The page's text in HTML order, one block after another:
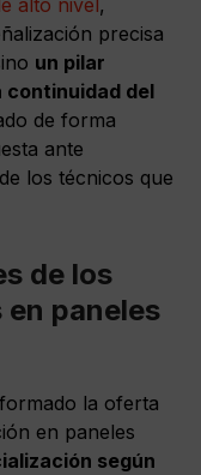
alto nivel,
precisa
un pilar
continuidad del
de forma
ante
los técnicos que
de los
paneles
la oferta
en paneles
según